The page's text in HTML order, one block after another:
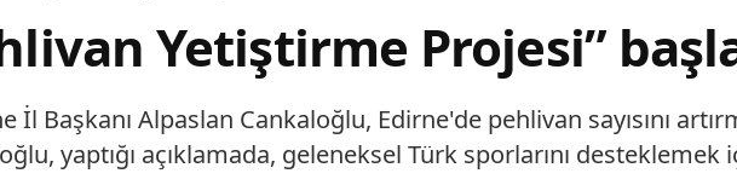
Yetiştirme Projesi”
İl Başkanı Alpaslan Cankaloğlu, Edirne'de pehlivan sayısını
yaptığı açıklamada, geleneksel Türk sporlarını desteklemek